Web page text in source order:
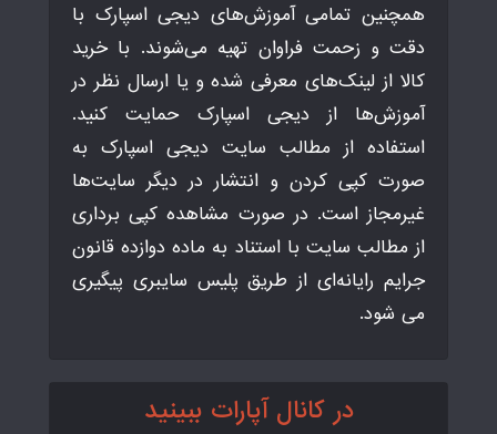
همچنین تمامی آموزش‌های دیجی اسپارک با
دقت و زحمت فراوان تهیه می‌شوند. با خرید
کالا از لینک‌های معرفی شده و یا ارسال نظر در
آموزش‌ها از دیجی اسپارک حمایت کنید.
استفاده از مطالب سایت دیجی اسپارک به
صورت کپی کردن و انتشار در دیگر سایت‌ها
غیرمجاز است. در صورت مشاهده کپی برداری
از مطالب سایت با استناد به ماده دوازده قانون
جرایم رایانه‌ای از طریق پلیس سایبری پیگیری
می شود.
در کانال آپارات ببینید